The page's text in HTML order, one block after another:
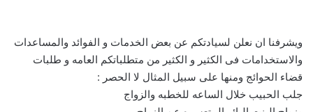
ويشرفنا ان نعلن لسيادتكم عن بعض الخدمات و الفوائد والمساعدات
والاستخدامات فى الكثير و الكثير من متطلباتكم العامه و طلبات
قضاء الحوائج ومنها على سبيل المثال لا الحصر :
جلب الحبيب خلال الساعه للخطبه والزواج